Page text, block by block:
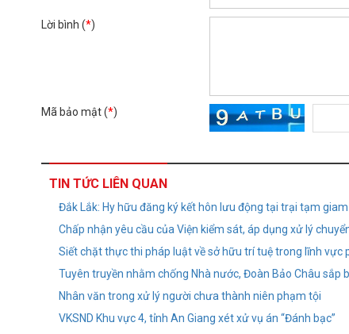
Lời bình (*)
Mã bảo mật (*)
TIN TỨC LIÊN QUAN
Đắk Lắk: Hy hữu đăng ký kết hôn lưu động tại trại tạm giam
Chấp nhận yêu cầu của Viện kiểm sát, áp dụng xử lý
Siết chặt thực thi pháp luật về sở hữu trí tuệ trong lĩnh vực
Tuyên truyền nhằm chống Nhà nước, Đoàn Bảo Châu sắp
Nhân văn trong xử lý người chưa thành niên phạm tội
VKSND Khu vực 4, tỉnh An Giang xét xử vụ án “Đánh bạc”